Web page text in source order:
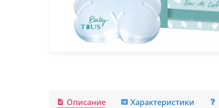
Описание Характеристики